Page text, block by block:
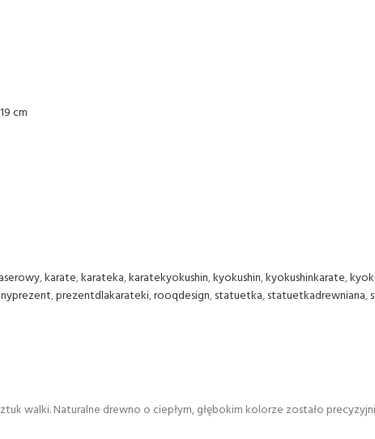
,karate,karateka,karatekyokushin,kyokushin,kyokushinkarate,
,prezentdlakarateki,rooqdesign,statuetka,statuetkadrewniana,
walki. Naturalne drewno o ciepłym, głębokim kolorze zostało